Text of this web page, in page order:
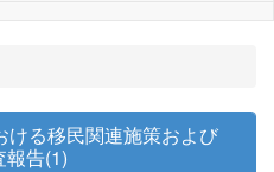
ける移民関連施策および
告(1)